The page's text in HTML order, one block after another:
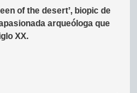
of the desert’, biopic de
arqueóloga que
XX.